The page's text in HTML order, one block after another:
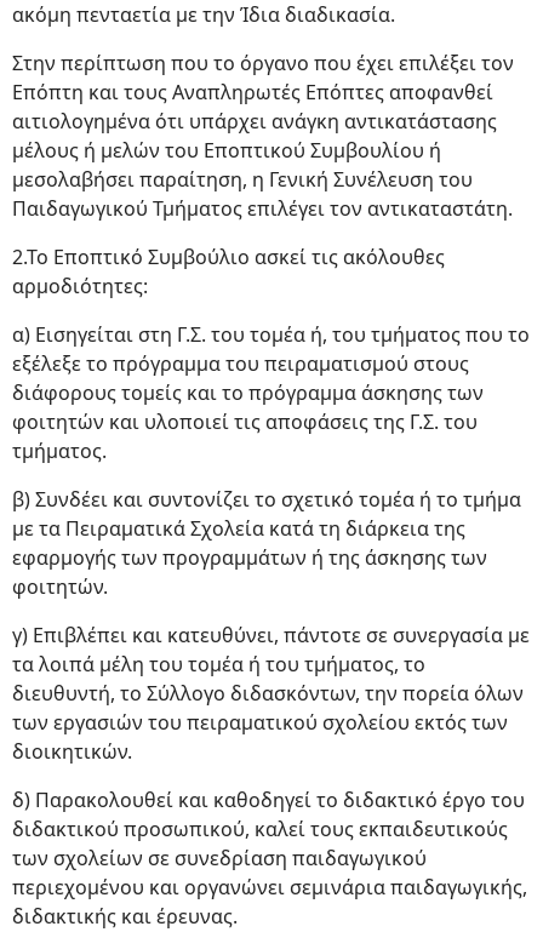
ακόμη πενταετία με την Ίδια διαδικασία.
Στην περίπτωση που το όργανο που έχει επιλέξει τον
Επόπτη και τους Αναπληρωτές Επόπτες αποφανθεί
αιτιολογημένα ότι υπάρχει ανάγκη αντικατάστασης
μέλους ή μελών του Εποπτικού Συμβουλίου ή
μεσολαβήσει παραίτηση, η Γενική Συνέλευση του
Παιδαγωγικού Τμήματος επιλέγει τον αντικαταστάτη.
2.Το Εποπτικό Συμβούλιο ασκεί τις ακόλουθες
αρμοδιότητες:
α) Εισηγείται στη Γ.Σ. του τομέα ή, του τμήματος που το
εξέλεξε το πρόγραμμα του πειραματισμού στους
διάφο­ρους τομείς και το πρόγραμμα άσκησης των
φοιτητών και υλοποιεί τις αποφάσεις της Γ.Σ. του
τμήματος.
β) Συνδέει και συντονίζει το σχετικό τομέα ή το τμήμα
με τα Πειραματικά Σχολεία κατά τη διάρκεια της
εφαρμογής των προγραμμάτων ή της άσκησης των
φοιτητών.
γ) Επιβλέπει και κατευθύνει, πάντοτε σε συνεργασία με
τα λοιπά μέλη του τομέα ή του τμήματος, το
διευθυντή, το Σύλλογο διδασκόντων, την πορεία όλων
των εργασιών του πειραματικού σχολείου εκτός των
διοικητικών.
δ) Παρακολουθεί και καθοδηγεί το διδακτικό έργο του
διδακτικού προσωπικού, καλεί τους εκπαιδευτικούς
των σχολείων σε συνεδρίαση παιδαγωγικού
περιεχομένου και οργανώνει σεμινάρια παιδαγωγικής,
διδακτικής και έρευνας.